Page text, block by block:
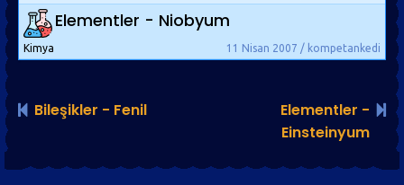
Elementler - Niobyum
11 Nisan 2007 / kompetankedi
Kimya
Bileşikler - Fenil
Elementler -
Einsteinyum